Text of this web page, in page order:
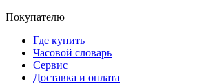
Покупателю
Где купить
Часовой словарь
Сервис
Доставка и оплата